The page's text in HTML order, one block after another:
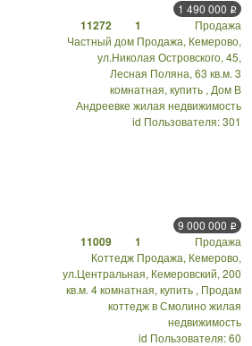
1 490 000 Р
11272 1
Продажа
Частный дом Продажа, Кемерово,
ул.Николая Островского, 45,
Лесная Поляна, 63 кв.м. 3
комнатная, купить , Дом В
Андреевке жилая недвижимость
id Пользователя: 301
9 000 000 Р
11009 1
Продажа
Коттедж Продажа, Кемерово,
ул.Центральная, Кемеровский, 200
кв.м. 4 комнатная, купить , Продам
коттедж в Смолино жилая
недвижимость
id Пользователя: 60